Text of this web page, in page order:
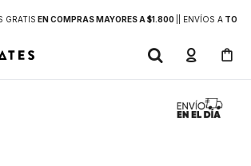
GRATIS EN COMPRAS MAYORES A $1.800 | ENVÍOS ATODO